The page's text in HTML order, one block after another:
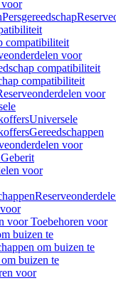
voor
Persgereedschap
compatibiliteit
voor
compatibiliteit
compatibiliteit
voor
Universele
Gereedschappen
voor
voor
voor Toebehoren voor
buizen te
om buizen te
buizen te
voor